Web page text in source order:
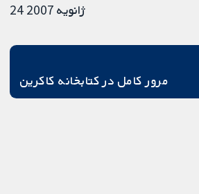
24 ژانویه 2007
مرور کامل در کتابخانه کاکرین